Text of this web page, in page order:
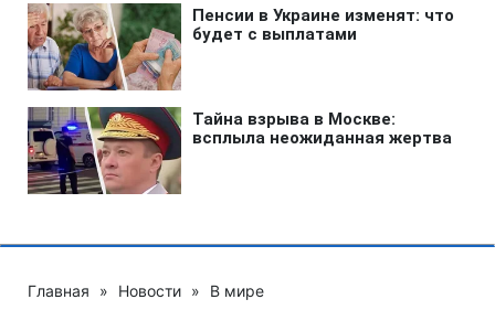
Главная » Новости » В мире